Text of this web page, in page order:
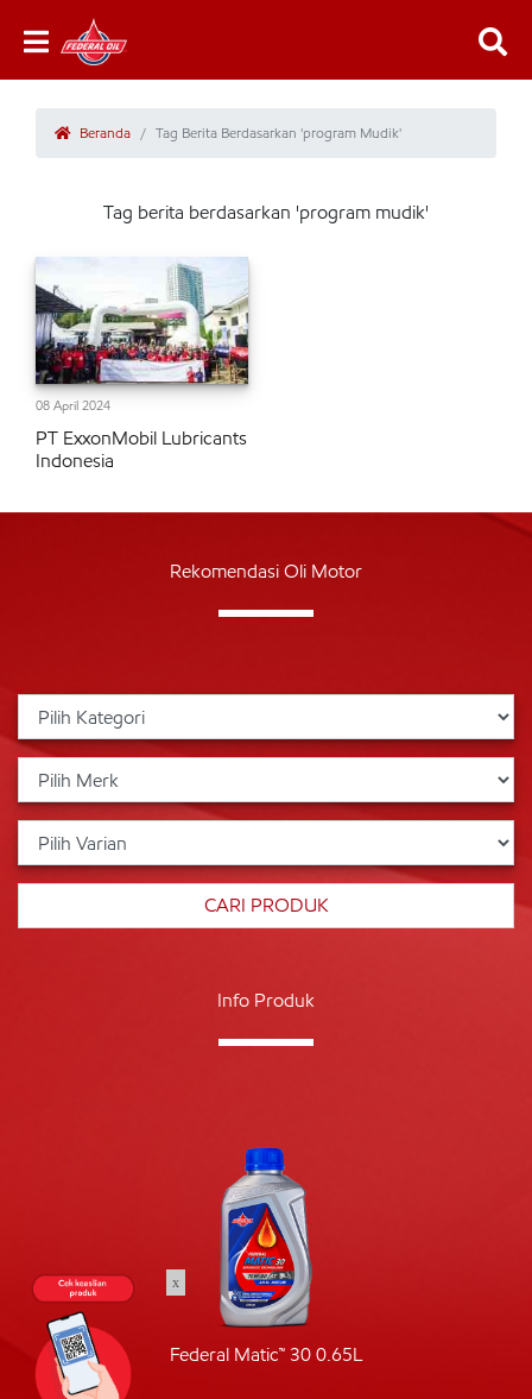
Beranda Tag Berita Berdasarkan 'program Mudik'
Tag berita berdasarkan 'program mudik'
08 April 2024
PT ExxonMobil Lubricants
Indonesia
Rekomendasi Oli Motor
Info Produk
Federal Matic™ 30 0.65L
x